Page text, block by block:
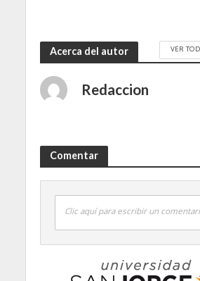
Acerca del autor VER
Redaccion
Comentar
Clic aquí para escribir un